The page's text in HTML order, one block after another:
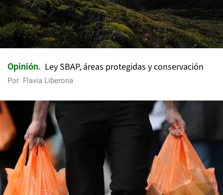
Opinión Ley SBAP, áreas protegidas y conservación
Por Flavia Liberona